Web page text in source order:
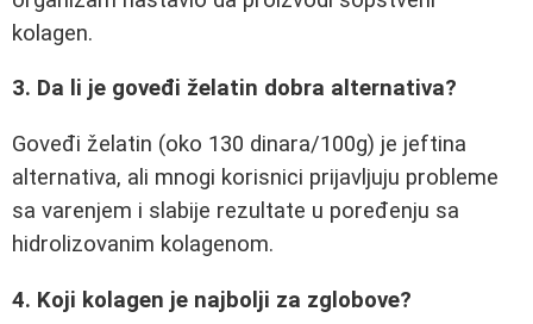
kolagen.
3. Da li je goveđi želatin dobra alternativa?
Goveđi želatin (oko 130 dinara/100g) je jeftina
alternativa, ali mnogi korisnici prijavljuju probleme
sa varenjem i slabije rezultate u poređenju sa
hidrolizovanim kolagenom.
4. Koji kolagen je najbolji za zglobove?